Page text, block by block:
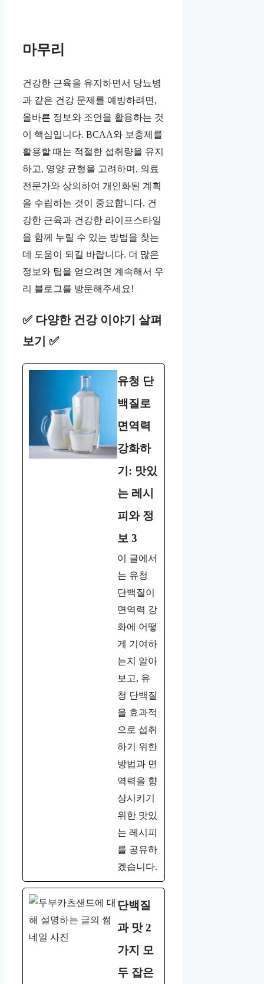
마무리
건강한 근육을 유지하면서 당뇨병
과 같은 건강 문제를 예방하려면,
올바른 정보와 조언을 활용하는 것
이 핵심입니다. BCAA와 보충제를
활용할 때는 적절한 섭취량을 유지
하고, 영양 균형을 고려하며, 의료
전문가와 상의하여 개인화된 계획
을 수립하는 것이 중요합니다. 건
강한 근육과 건강한 라이프스타일
을 함께 누릴 수 있는 방법을 찾는
데 도움이 되길 바랍니다. 더 많은
정보와 팁을 얻으려면 계속해서 우
리 블로그를 방문해주세요!
✅ 다양한 건강 이야기 살펴
보기 ✅
유청 단
백질로
면역력
강화하
기: 맛있
는 레시
피와 정
보 3
이 글에서
는 유청
단백질이
면역력 강
화에 어떻
게 기여하
는지 알아
보고, 유
청 단백질
을 효과적
으로 섭취
하기 위한
방법과 면
역력을 향
상시키기
위한 맛있
는 레시피
를 공유하
겠습니다.
단백질
과 맛 2
가지 모
두 잡은